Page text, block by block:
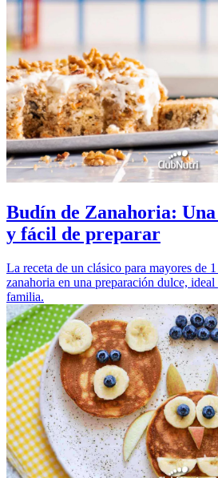
Budín de Zanahoria:
y fácil de preparar
La receta de un clásico para mayores de
zanahoria en una preparación dulce, ideal
familia.